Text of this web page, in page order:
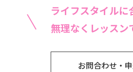
ライフスタイルに
無理なくレッスン
お問合わせ・